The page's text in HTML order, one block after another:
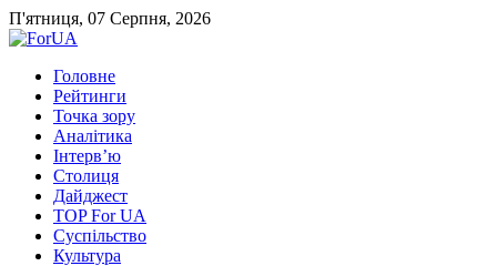
П'ятниця, 07 Серпня, 2026
Головне
Рейтинги
Точка зору
Аналітика
Інтерв’ю
Столиця
Дайджест
TOP For UA
Суспiльство
Культура